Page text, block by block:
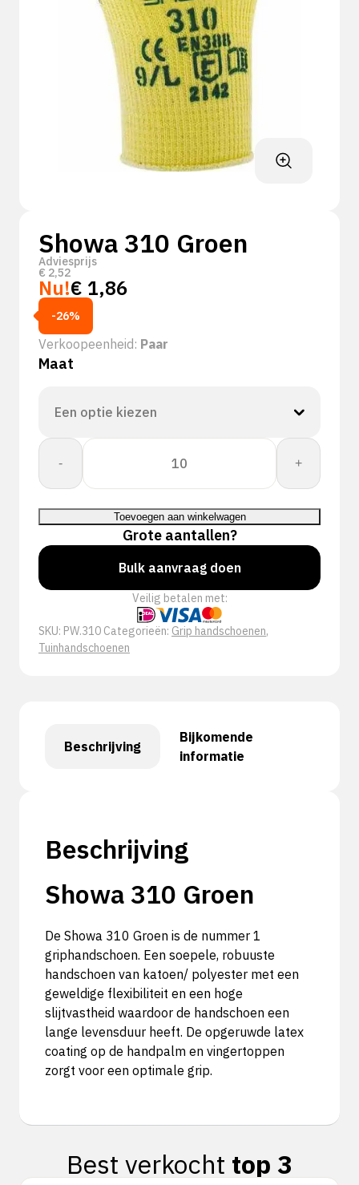
Showa 310 Groen
Adviesprijs
€ 2,52
Nu!€ 1,86
-26%
Verkoopeenheid: Paar
Maat
-
Showa
310
Groen
+
Toevoegen aan winkelwagen
Grote aantallen?
Bulk aanvraag doen
Veilig betalen met:
SKU: PW.310 Categorieën: Grip handschoenen,
Tuinhandschoenen
Beschrijving
Bijkomende
informatie
Beschrijving
Showa 310 Groen
De Showa 310 Groen is de nummer 1
griphandschoen. Een soepele, robuuste
handschoen van katoen/ polyester met een
geweldige flexibiliteit en een hoge
slijtvastheid waardoor de handschoen een
lange levensduur heeft. De opgeruwde latex
coating op de handpalm en vingertoppen
zorgt voor een optimale grip.
Best verkocht top 3